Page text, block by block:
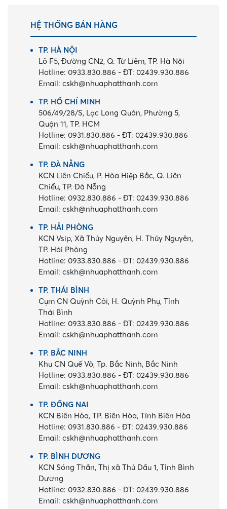
HỆ THỐNG BÁN HÀNG
TP. HÀ NỘI
Lô F5, Đường CN2, Q. Từ Liêm, TP. Hà Nội
Hotline: 0933.830.886 -ĐT: 02439.930.886
Email:cskh@nhuaphatthanh.com
TP. HỒ CHÍ MINH
506/49/28/S, Lạc Long Quân, Phường 5,
Quận 11, TP. HCM
Hotline: 0931.830.886 -ĐT: 02439.930.886
Email:cskh@nhuaphatthanh.com
TP. ĐÀ NẴNG
KCN Liên Chiểu, P. Hòa Hiệp Bắc, Q. Liên
Chiểu, TP. Đà Nẵng
Hotline: 0932.830.886 -ĐT: 02439.930.886
Email:cskh@nhuaphatthanh.com
TP. HẢI PHÒNG
KCN Vsip, Xã Thủy Nguyên, H. Thủy Nguyên,
TP. Hải Phòng
Hotline: 0933.830.886 -ĐT: 02439.930.886
Email:cskh@nhuaphatthanh.com
TP. THÁI BÌNH
Cụm CN Quỳnh Côi, H. Quỳnh Phụ, Tỉnh
Thái Bình
Hotline: 0933.830.886 -ĐT: 02439.930.886
Email:cskh@nhuaphatthanh.com
TP. BẮC NINH
Khu CN Quế Võ, Tp. Bắc Ninh, Bắc Ninh
Hotline: 0933.830.886 -ĐT: 02439.930.886
Email:cskh@nhuaphatthanh.com
TP. ĐỒNG NAI
KCN Biên Hòa, TP. Biên Hòa, Tỉnh Biên Hòa
Hotline: 0931.830.886 -ĐT: 02439.930.886
Email:cskh@nhuaphatthanh.com
TP. BÌNH DƯƠNG
KCN Sóng Thần, Thị xã Thủ Dầu 1, Tỉnh Bình
Dương
Hotline: 0932.830.886 -ĐT: 02439.930.886
Email:cskh@nhuaphatthanh.com